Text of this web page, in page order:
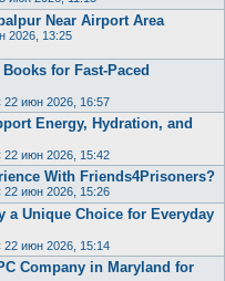
Near Airport Area
2026, 13:25
for Fast-Paced
22 июн 2026, 16:57
Energy, Hydration, and
22 июн 2026, 15:42
With Friends4Prisoners?
22 июн 2026, 15:26
a Unique Choice for Everyday
22 июн 2026, 15:14
Company in Maryland for